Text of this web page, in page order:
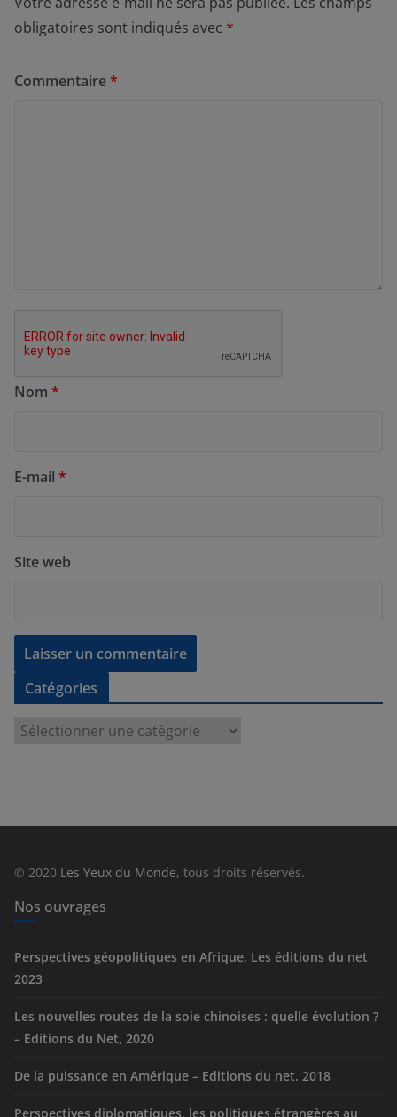
obligatoires sont indiqués avec *
Commentaire*
Nom *
E-mail *
Site web
Catégories
e
s
© 2020 Les Yeux du Monde, tous droits réservés.
Nos ouvrages
Perspectives géopolitiques en Afrique, Les éditions du net
2023
Les nouvelles routes de la soie chinoises : quelle évolution ?
– Editions du Net, 2020
De la puissance en Amérique – Editions du net, 2018
Perspectives diplomatiques, les politiques étrangères au